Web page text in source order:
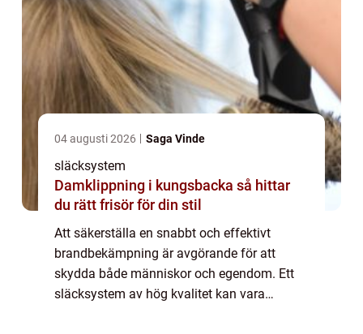
04 augusti 2026 Saga Vinde
släcksystem
Damklippning i kungsbacka så hittar
du rätt frisör för din stil
Att säkerställa en snabbt och effektivt
brandbekämpning är avgörande för att
skydda både människor och egendom. Ett
släcksystem av hög kvalitet kan vara